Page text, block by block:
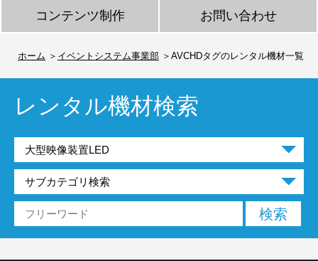
コンテンツ制作 お問い合わせ
ホーム イベントシステム事業部 AVCHDタグのレンタル機材一覧
レンタル機材検索